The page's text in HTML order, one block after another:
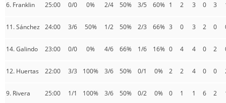
6. Franklin 25:00 0/0 0% 2/4 50% 3/5 60% 1 2 3 0 3
11. Sánchez 24:00 3/6 50% 1/2 50% 2/3 66% 3 0 3 2 0
14. Galindo 23:00 0/0 0% 4/6 66% 1/6 16% 0 4 4 0 2
12. Huertas 22:00 3/3 100% 3/6 50% 0/1 0% 2 2 4 0 0
9. Rivera 25:00 1/1 100% 3/6 50% 0/2 0% 0 1 1 6 2